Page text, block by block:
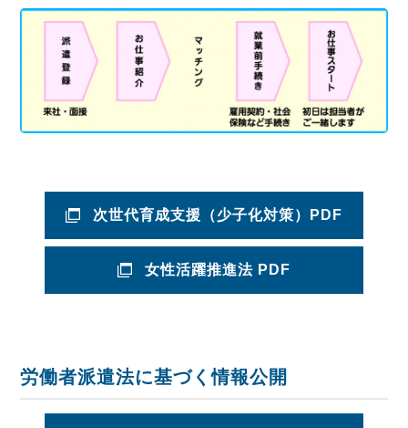
次世代育成支援 （少子化対策） PDF
女性活躍推進法 PDF
労働者派遣法に基づく情報公開